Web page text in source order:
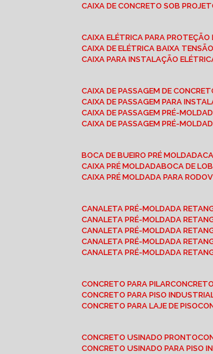
CAIXA DE CONCRETO SOB
CAIXA ELÉTRICA PARA
CAIXA DE ELÉTRICA BAIXA
CAIXA PARA INSTALAÇÃO
CAIXA DE PASSAGEM DE
CAIXA DE PASSAGEM PARA
CAIXA DE PASSAGEM PRÉ-
CAIXA DE PASSAGEM PRÉ-
BOCA DE BUEIRO PRÉ MOLDADA
CAIXA PRÉ MOLDADA BOCA DE
CAIXA PRÉ MOLDADA PARA
CANALETA PRÉ-MOLDADA
CANALETA PRÉ-MOLDADA
CANALETA PRÉ-MOLDADA
CANALETA PRÉ-MOLDADA
CANALETA PRÉ-MOLDADA
CONCRETO PARA PILAR
CONCRETO PARA PISO
CONCRETO PARA LAJE DE PISO
CONCRETO USINADO PRONTO
CONCRETO USINADO PARA PISO